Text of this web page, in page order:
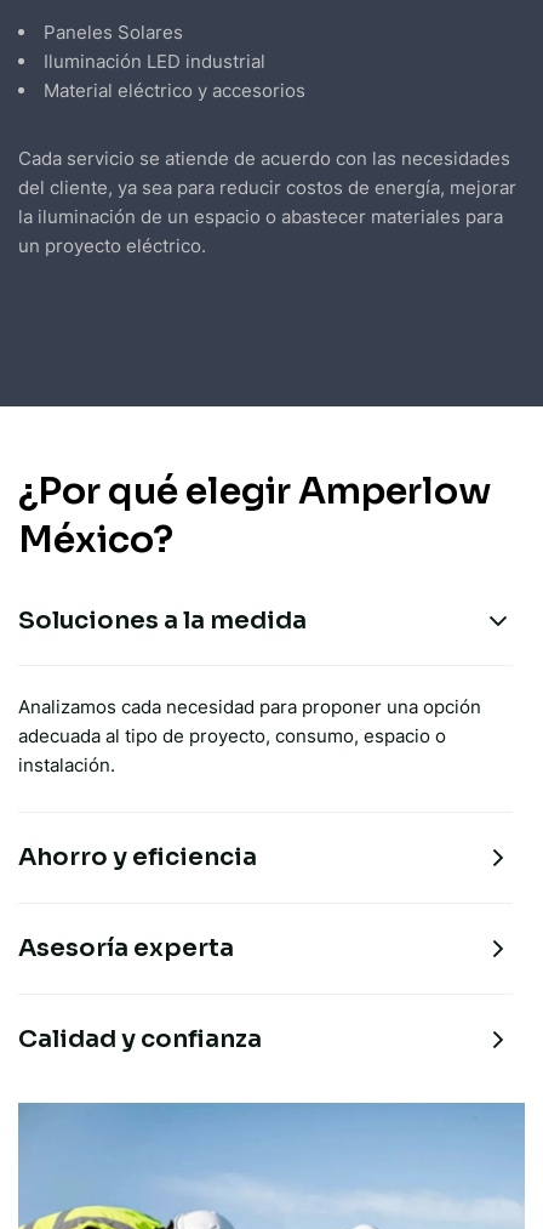
Paneles Solares
Iluminación LED industrial
Material eléctrico y accesorios
Cada servicio se atiende de acuerdo con las necesidades
del cliente, ya sea para reducir costos de energía, mejorar
la iluminación de un espacio o abastecer materiales para
un proyecto eléctrico.
¿Por qué elegir Amperlow
México?
Soluciones a la medida
Analizamos cada necesidad para proponer una opción
adecuada al tipo de proyecto, consumo, espacio o
instalación.
Ahorro y eficiencia
Asesoría experta
Calidad y confianza